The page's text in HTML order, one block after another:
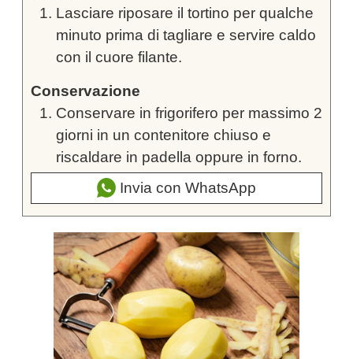
Lasciare riposare il tortino per qualche
minuto prima di tagliare e servire caldo
con il cuore filante.
Conservazione
Conservare in frigorifero per massimo 2
giorni in un contenitore chiuso e
riscaldare in padella oppure in forno.
Invia con WhatsApp